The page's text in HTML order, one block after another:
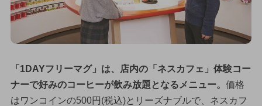
「1DAYフリーマグ」は、店内の「ネスカフェ」体験コー
ナーで好みのコーヒーが飲み放題となるメニュー。 価格
はワンコインの500円(税込)とリーズナブルで、ネスカフ